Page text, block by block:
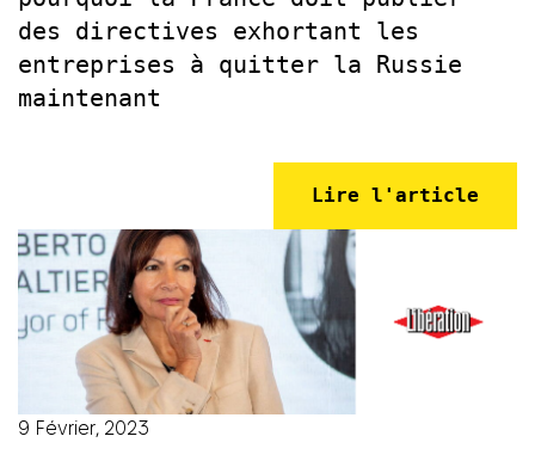
des directives exhortant les
entreprises à quitter la Russie
maintenant
Lire l'article
9 Février, 2023